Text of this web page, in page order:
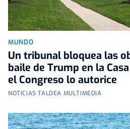
MUNDO
Un tribunal bloquea las
baile de Trump en la
el Congreso lo autorice
NOTICIAS TALDEA MULTIMEDIA